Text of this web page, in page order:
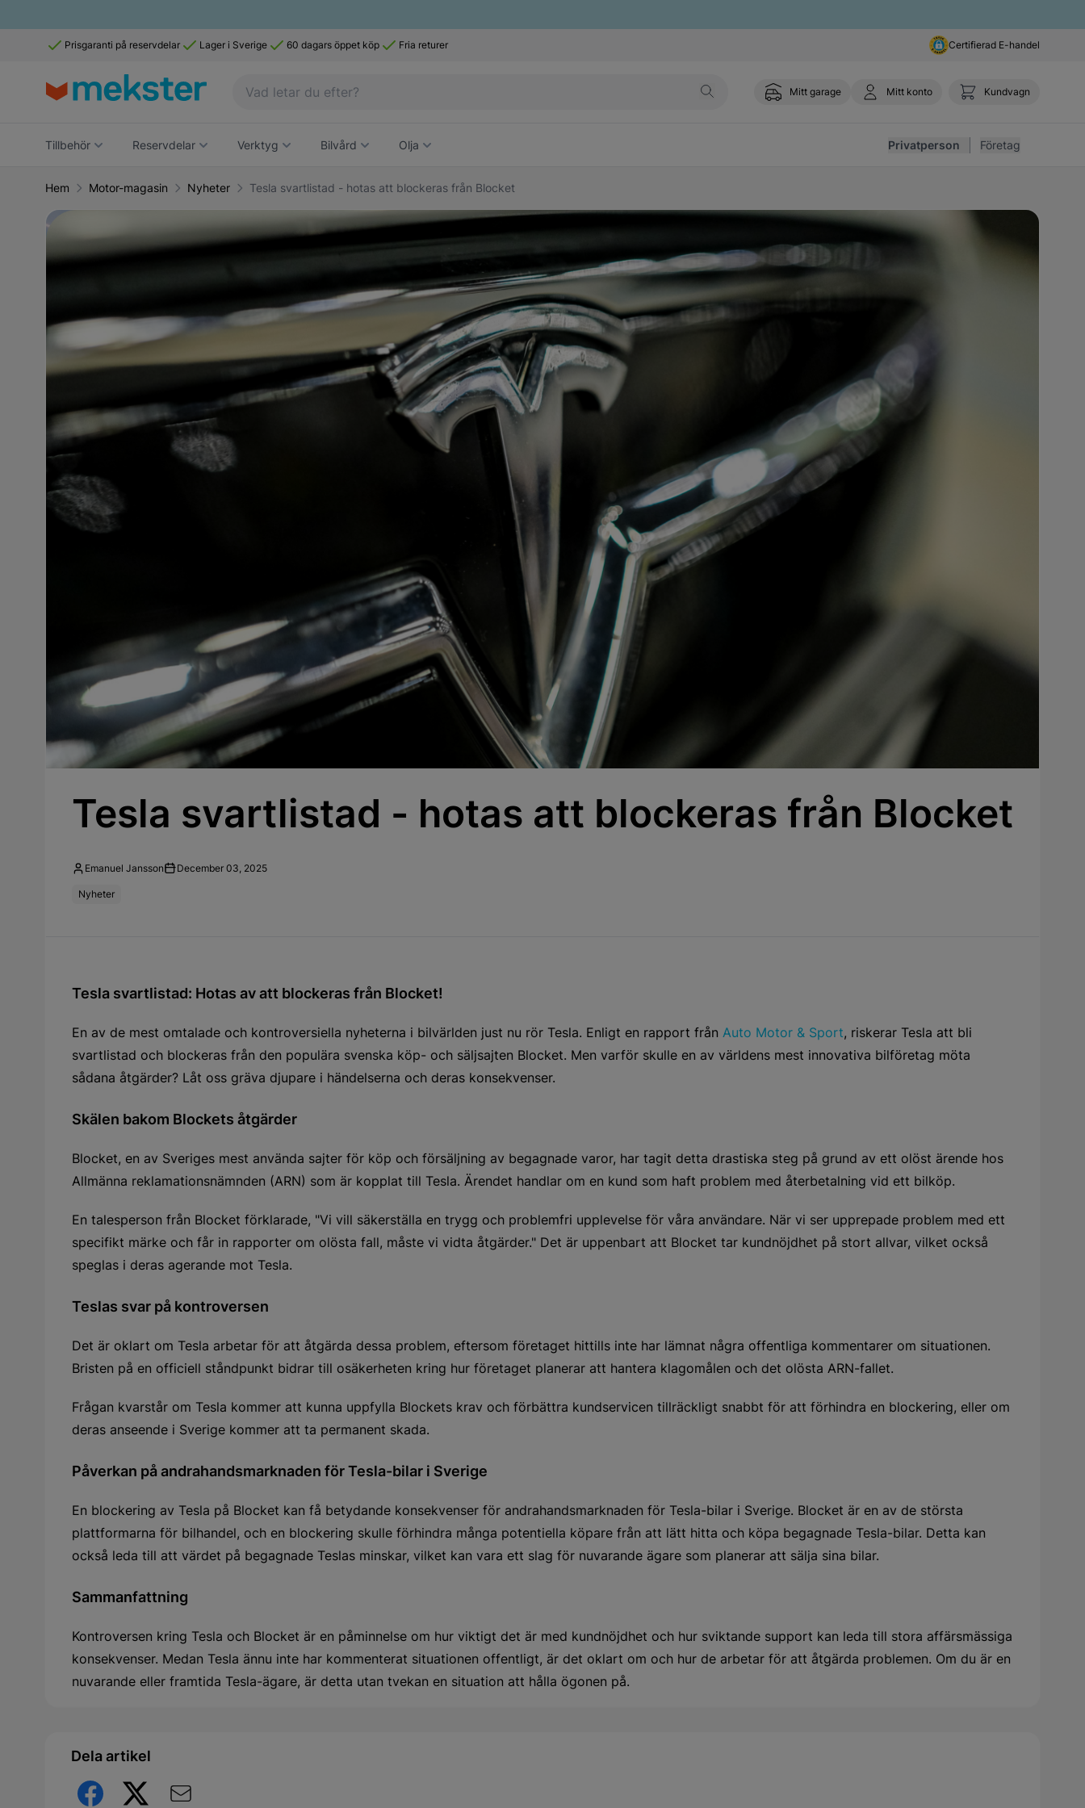
Prisgaranti på reservdelar Lager i Sverige 60 dagars öppet köp Fria returer Certifierad E-handel
Mitt garage Mitt konto Kundvagn
Tillbehör Reservdelar Verktyg Bilvård Olja Privatperson Företag
Hem Motor-magasin Nyheter Tesla svartlistad - hotas att blockeras från Blocket
Tesla svartlistad - hotas att blockeras från Blocket
Emanuel Jansson December 03, 2025
Nyheter
Tesla svartlistad: Hotas av att blockeras från Blocket!
En av de mest omtalade och kontroversiella nyheterna i bilvärlden just nu rör Tesla. Enligt en rapport från Auto Motor & Sport, riskerar Tesla att bli
svartlistad och blockeras från den populära svenska köp- och säljsajten Blocket. Men varför skulle en av världens mest innovativa bilföretag möta
sådana åtgärder? Låt oss gräva djupare i händelserna och deras konsekvenser.
Skälen bakom Blockets åtgärder
Blocket, en av Sveriges mest använda sajter för köp och försäljning av begagnade varor, har tagit detta drastiska steg på grund av ett olöst ärende hos
Allmänna reklamationsnämnden (ARN) som är kopplat till Tesla. Ärendet handlar om en kund som haft problem med återbetalning vid ett bilköp.
En talesperson från Blocket förklarade, "Vi vill säkerställa en trygg och problemfri upplevelse för våra användare. När vi ser upprepade problem med ett
specifikt märke och får in rapporter om olösta fall, måste vi vidta åtgärder." Det är uppenbart att Blocket tar kundnöjdhet på stort allvar, vilket också
speglas i deras agerande mot Tesla.
Teslas svar på kontroversen
Det är oklart om Tesla arbetar för att åtgärda dessa problem, eftersom företaget hittills inte har lämnat några offentliga kommentarer om situationen.
Bristen på en officiell ståndpunkt bidrar till osäkerheten kring hur företaget planerar att hantera klagomålen och det olösta ARN-fallet.
Frågan kvarstår om Tesla kommer att kunna uppfylla Blockets krav och förbättra kundservicen tillräckligt snabbt för att förhindra en blockering, eller om
deras anseende i Sverige kommer att ta permanent skada.
Påverkan på andrahandsmarknaden för Tesla-bilar i Sverige
En blockering av Tesla på Blocket kan få betydande konsekvenser för andrahandsmarknaden för Tesla-bilar i Sverige. Blocket är en av de största
plattformarna för bilhandel, och en blockering skulle förhindra många potentiella köpare från att lätt hitta och köpa begagnade Tesla-bilar. Detta kan
också leda till att värdet på begagnade Teslas minskar, vilket kan vara ett slag för nuvarande ägare som planerar att sälja sina bilar.
Sammanfattning
Kontroversen kring Tesla och Blocket är en påminnelse om hur viktigt det är med kundnöjdhet och hur sviktande support kan leda till stora affärsmässiga
konsekvenser. Medan Tesla ännu inte har kommenterat situationen offentligt, är det oklart om och hur de arbetar för att åtgärda problemen. Om du är en
nuvarande eller framtida Tesla-ägare, är detta utan tvekan en situation att hålla ögonen på.
Dela artikel